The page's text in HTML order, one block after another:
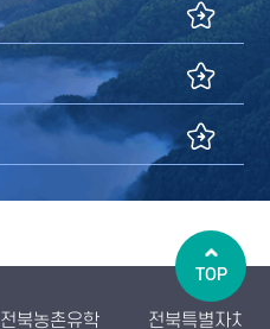
전북농촌유학
전북특별자치
TOP